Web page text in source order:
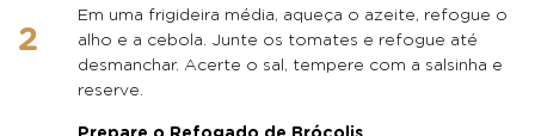
Em uma frigideira média, aqueça o azeite, refogue o
alho e a cebola. Junte os tomates e refogue até
desmanchar. Acerte o sal, tempere com a salsinha e
reserve.